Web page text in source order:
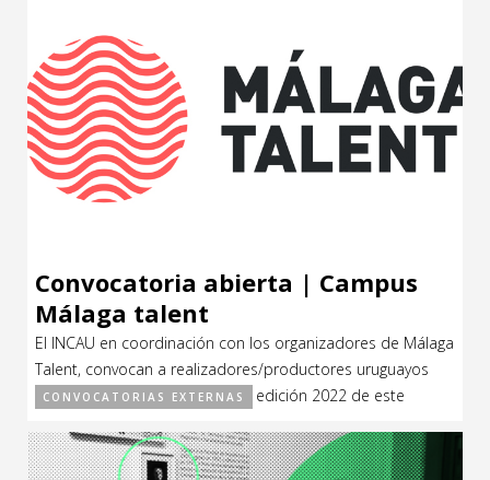
Convocatoria abierta | Campus
Málaga talent
El INCAU en coordinación con los organizadores de Málaga
Talent, convocan a realizadores/productores uruguayos
interesados en participar en la edición 2022 de este
TALENT, impulsado por Antonio Banderas, reúne a 20
jóvenes promesas del audiovisual latinoamericano y
CONVOCATORIAS EXTERNAS